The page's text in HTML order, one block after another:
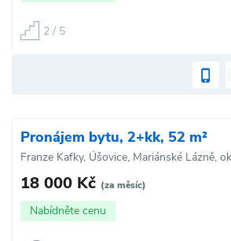
2 / 5
Pronájem bytu, 2+kk, 52 m²
Franze Kafky, Úšovice, Mariánské Lázně,
18 000 Kč (za měsíc)
Nabídněte cenu